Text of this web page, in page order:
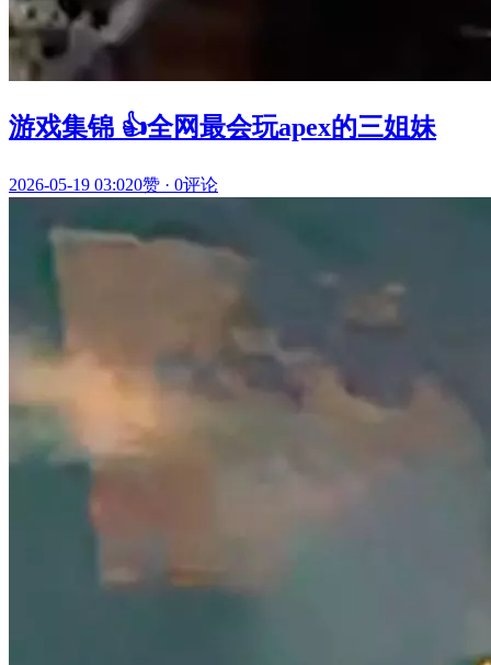
游戏集锦 👍全网最会玩apex的三姐妹
2026-05-19 03:020赞 · 0评论